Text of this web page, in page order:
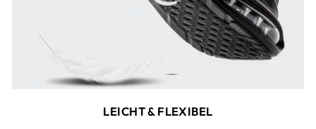
LEICHT & FLEXIBEL